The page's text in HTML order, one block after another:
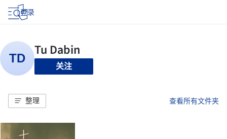
登录
关注
整理 查看所有文件夹